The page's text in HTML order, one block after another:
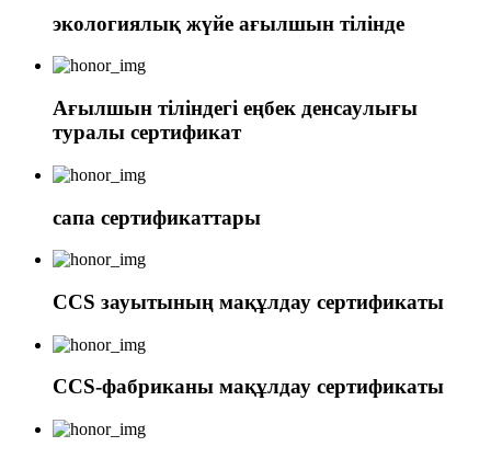
экологиялық жүйе ағылшын тілінде
Ағылшын тіліндегі еңбек денсаулығы
туралы сертификат
сапа сертификаттары
CCS зауытының мақұлдау сертификаты
CCS-фабриканы мақұлдау сертификаты